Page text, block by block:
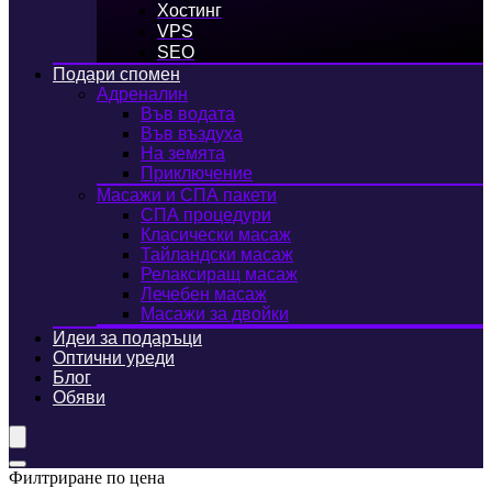
Хостинг
VPS
SEO
Подари спомен
Адреналин
Във водата
Във въздуха
На земята
Приключение
Масажи и СПА пакети
СПА процедури
Класически масаж
Тайландски масаж
Релаксиращ масаж
Лечебен масаж
Масажи за двойки
Идеи за подаръци
Оптични уреди
Блог
Обяви
Филтриране по цена